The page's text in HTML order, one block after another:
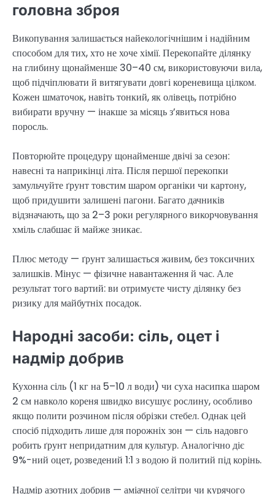
головна зброя
Викопування залишається найекологічнішим і надійним
способом для тих, хто не хоче хімії. Перекопайте ділянку
на глибину щонайменше 30–40 см, використовуючи вила,
щоб підчіплювати й витягувати довгі кореневища цілком.
Кожен шматочок, навіть тонкий, як олівець, потрібно
вибирати вручну — інакше за місяць з’явиться нова
поросль.
Повторюйте процедуру щонайменше двічі за сезон:
навесні та наприкінці літа. Після першої перекопки
замульчуйте ґрунт товстим шаром органіки чи картону,
щоб придушити залишені пагони. Багато дачників
відзначають, що за 2–3 роки регулярного викорчовування
хміль слабшає й майже зникає.
Плюс методу — ґрунт залишається живим, без токсичних
залишків. Мінус — фізичне навантаження й час. Але
результат того вартий: ви отримуєте чисту ділянку без
ризику для майбутніх посадок.
Народні засоби: сіль, оцет і
надмір добрив
Кухонна сіль (1 кг на 5–10 л води) чи суха насипка шаром
2 см навколо кореня швидко висушує рослину, особливо
якщо полити розчином після обрізки стебел. Однак цей
спосіб підходить лише для порожніх зон — сіль надовго
робить ґрунт непридатним для культур. Аналогічно діє
9%-ний оцет, розведений 1:1 з водою й политий під корінь.
Надмір азотних добрив — аміачної селітри чи курячого